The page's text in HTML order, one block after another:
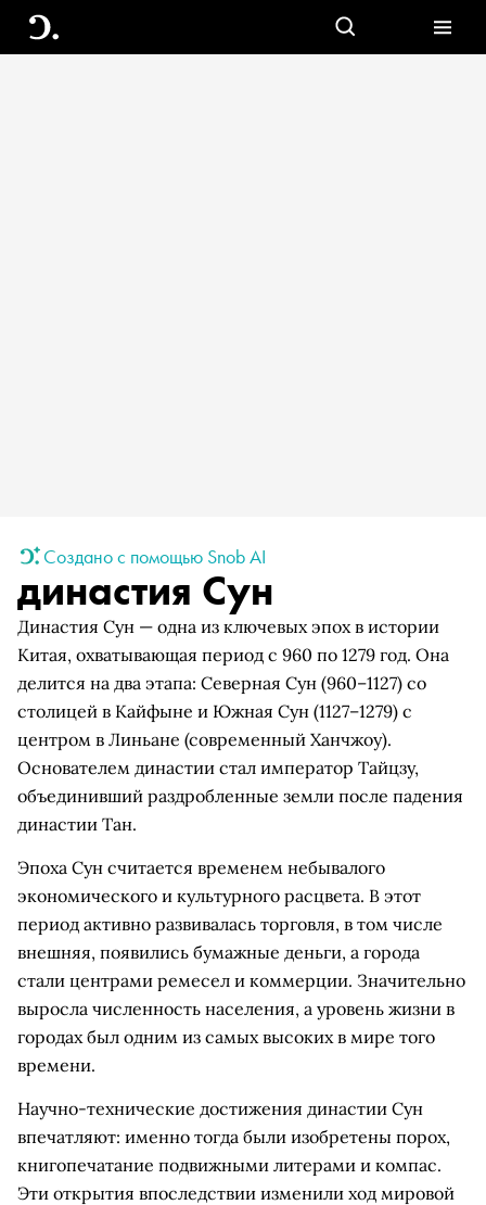
Создано с помощью Snob AI
династия Сун
Династия Сун — одна из ключевых эпох в истории
Китая, охватывающая период с 960 по 1279 год. Она
делится на два этапа: Северная Сун (960–1127) со
столицей в Кайфыне и Южная Сун (1127–1279) с
центром в Линьане (современный Ханчжоу).
Основателем династии стал император Тайцзу,
объединивший раздробленные земли после падения
династии Тан.
Эпоха Сун считается временем небывалого
экономического и культурного расцвета. В этот
период активно развивалась торговля, в том числе
внешняя, появились бумажные деньги, а города
стали центрами ремесел и коммерции. Значительно
выросла численность населения, а уровень жизни в
городах был одним из самых высоких в мире того
времени.
Научно-технические достижения династии Сун
впечатляют: именно тогда были изобретены порох,
книгопечатание подвижными литерами и компас.
Эти открытия впоследствии изменили ход мировой